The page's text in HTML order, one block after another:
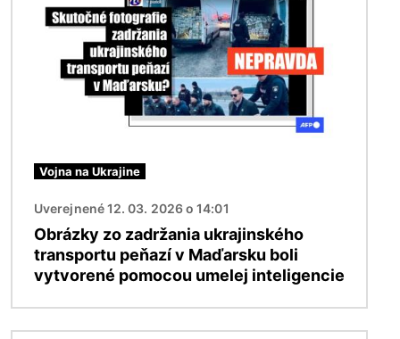
Vojna na Ukrajine
Uverejnené 12. 03. 2026 o 14:01
Obrázky zo zadržania ukrajinského
transportu peňazí v Maďarsku boli
vytvorené pomocou umelej inteligencie